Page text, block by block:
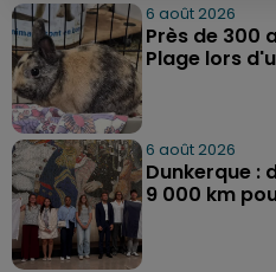
6 août 2026
Près de 300
Plage lors
6 août 2026
Dunkerque :
9 000 km